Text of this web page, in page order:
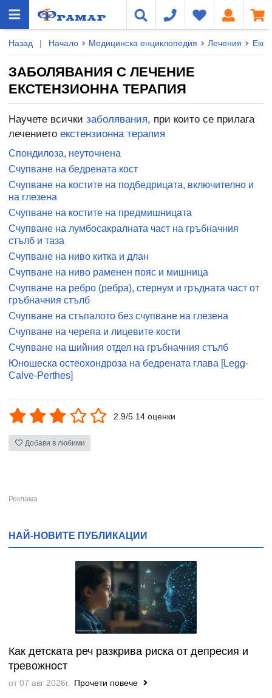
Назад | Начало Медицинска енциклопедия Лечения
ЗАБОЛЯВАНИЯ С ЛЕЧЕНИЕ
ЕКСТЕНЗИОННА ТЕРАПИЯ
Научете всички заболявания, при които се прилага
лечението екстензионна терапия
Спондилоза, неуточнена
Счупване на бедрената кост
Счупване на костите на подбедрицата, включително и
на глезена
Счупване на костите на предмишницата
Счупване на лумбосакралната част на гръбначния
стълб и таза
Счупване на ниво китка и длан
Счупване на ниво раменен пояс и мишница
Счупване на ребро (ребра), стернум и гръдната част от
гръбначния стълб
Счупване на стъпалото без счупване на глезена
Счупване на черепа и лицевите кости
Счупване на шийния отдел на гръбначния стълб
Юношеска остеохондроза на бедрената глава [Legg-
Calve-Perthes]
2.9/5 14 оценки
Добави в любими
НАЙ-НОВИТЕ ПУБЛИКАЦИИ
Как детската реч разкрива риска от депресия и
тревожност
от 07 авг 2026г. Прочети повече